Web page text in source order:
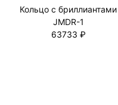
Кольцо с бриллиaнтами
JMDR-1
63733 ₽